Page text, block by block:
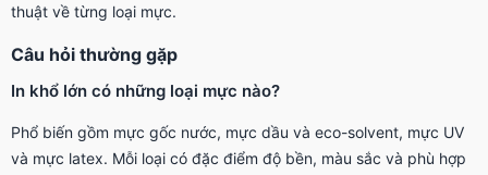
thuật về từng loại mực.
Câu hỏi thường gặp
In khổ lớn có những loại mực nào?
Phổ biến gồm mực gốc nước, mực dầu và eco-solvent, mực UV
và mực latex. Mỗi loại có đặc điểm độ bền, màu sắc và phù hợp